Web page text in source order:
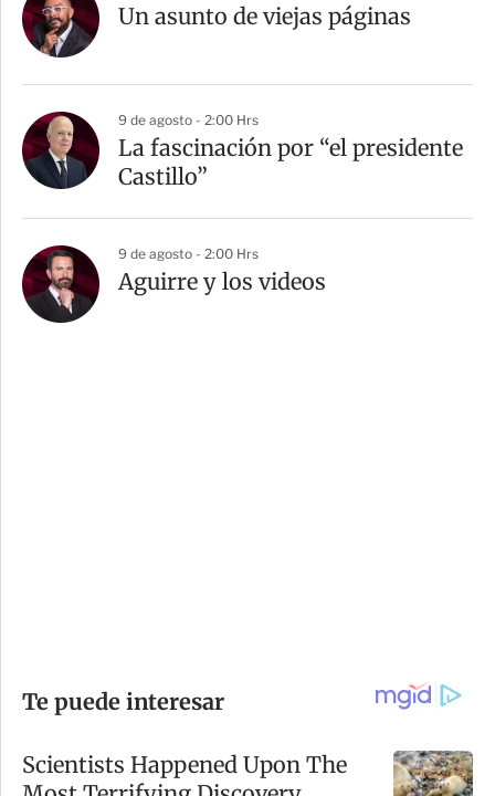
Un asunto de viejas páginas
9 de agosto - 2:00 Hrs
La fascinación por “el presidente
Castillo”
9 de agosto - 2:00 Hrs
Aguirre y los videos